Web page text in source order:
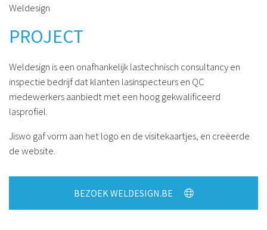
Weldesign
PROJECT
Weldesign is een onafhankelijk lastechnisch consultancy en
inspectie bedrijf dat klanten lasinspecteurs en QC
medewerkers aanbiedt met een hoog gekwalificeerd
lasprofiel.
Jiswo gaf vorm aan het logo en de visitekaartjes, en creëerde
de website.
BEZOEK WELDESIGN.BE